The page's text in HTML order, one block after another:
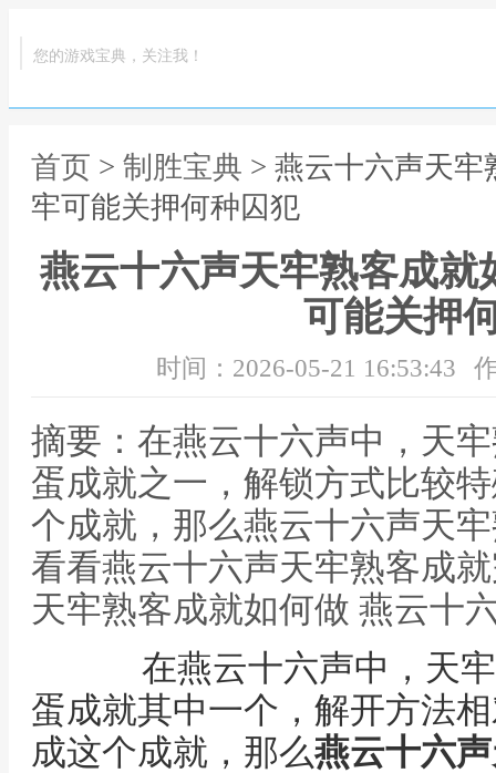
您的游戏宝典，关注我！
首页 > 制胜宝典 > 燕云十六声天
牢可能关押何种囚犯
燕云十六声天牢熟客成就
可能关押
时间：2026-05-21 16:53:43
摘要：在燕云十六声中，天
蛋成就之一，解锁方式比较
个成就，那么燕云十六声天
看看燕云十六声天牢熟客成
天牢熟客成就如何做 燕云十
在燕云十六声中，天牢
蛋成就其中一个，解开方法
成这个成就，那么燕云十六